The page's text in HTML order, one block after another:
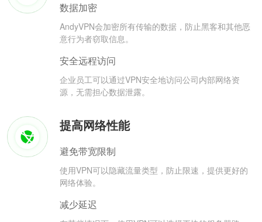
数据加密
AndyVPN会加密所有传输的数据，防止黑客和其他恶
意行为者窃取信息。
安全远程访问
企业员工可以通过VPN安全地访问公司内部网络资
源，无需担心数据泄露。
提高网络性能
避免带宽限制
使用VPN可以隐藏流量类型，防止限速，提供更好的
网络体验。
减少延迟